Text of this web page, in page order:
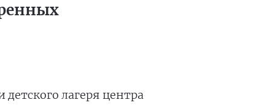
лагеря центра